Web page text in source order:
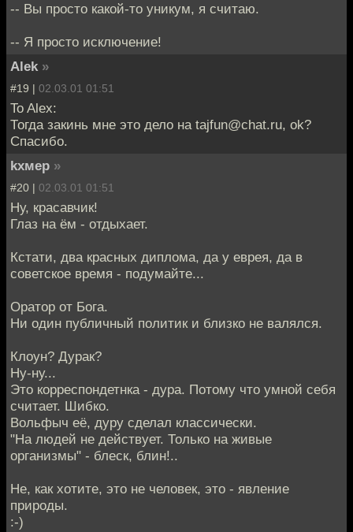
-- Вы просто какой-то уникум, я считаю.
-- Я просто исключение!
Alek »
#19 | 02.03.01 01:51
To Alex:
Тогда закинь мне это дело на tajfun@chat.ru, ok?
Спасибо.
kxмep »
#20 | 02.03.01 01:51
Ну, красавчик!
Глаз на ём - отдыхает.
Кстати, два красных диплома, да у еврея, да в
советское время - подумайте...
Оратор от Бога.
Ни один публичный политик и близко не валялся.
Клоун? Дурак?
Ну-ну...
Это корреспондетнка - дура. Потому что умной себя
считает. Шибко.
Вольфыч её, дуру сделал классически.
"На людей не действует. Только на живые
организмы" - блеск, блин!..
Не, как хотите, это не человек, это - явление
природы.
:-)